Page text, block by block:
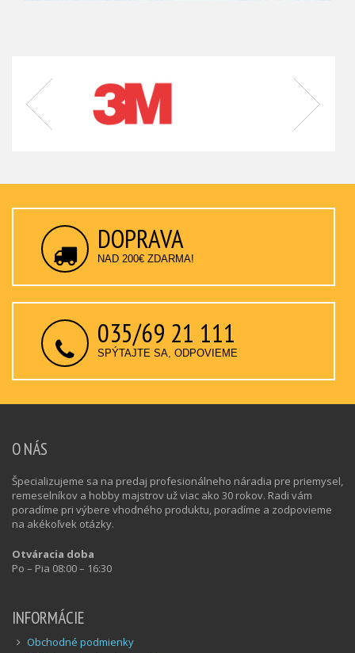
DOPRAVA
NAD 200€ ZDARMA!
035/69 21 111
SPÝTAJTE SA, ODPOVIEME
O NÁS
Špecializujeme sa na predaj profesionálneho náradia pre priemysel,
remeselníkov a hobby majstrov už viac ako 30 rokov. Radi vám
poradíme pri výbere vhodného produktu, poradíme a zodpovieme
na akékoľvek otázky.
Otváracia doba
Po – Pia 08:00 – 16:30
INFORMÁCIE
Obchodné podmienky